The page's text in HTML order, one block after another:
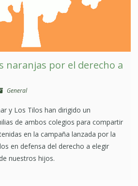
naranjas por el derecho a
General
y Los Tilos han dirigido un
de ambos colegios para compartir
en la campaña lanzada por la
en defensa del derecho a elegir
nuestros hijos.